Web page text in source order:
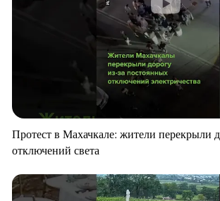
Протест в Махачкале: жители перекрыли
отключений света